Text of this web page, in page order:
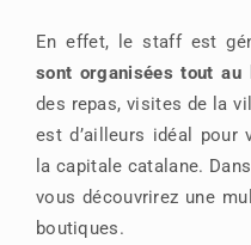
En effet, le staff est
sont organisées tout au
des repas, visites de la
est d’ailleurs idéal pour
la capitale catalane.
vous découvrirez une
boutiques.